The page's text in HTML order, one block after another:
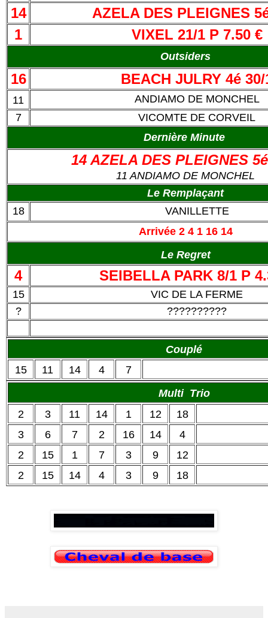
14
AZELA DES PLEIGNES
1
VIXEL 21/1 P 7.50 €
Outsiders
16 BEACH JULRY 4é 30/
11
ANDIAMO DE MONCHEL
7
VICOMTE DE CORVEIL
Dernière Minute
14 AZELA DES PLEIGNES
11 ANDIAMO DE MONCHEL
Le Remplaçant
18
VANILLETTE
Arrivée 2 4 1 16 14
Le Regret
4 SEIBELLA PARK 8/1 P
15
VIC DE LA FERME
?
??????????
Couplé
15
11 14 4
7
Multi Trio
2
3 11 14 1 12
18
3
6 7 2 16 14
4
2
15 1 7 3 9
12
2
15 14 4 3 9 18